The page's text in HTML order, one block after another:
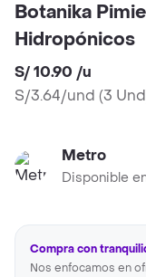
Botanika
Hidropónicos
S/ 10.90 /u
S/3.64/und (3 Und
Metro
Disponible
Compra con
Nos enfocamos en